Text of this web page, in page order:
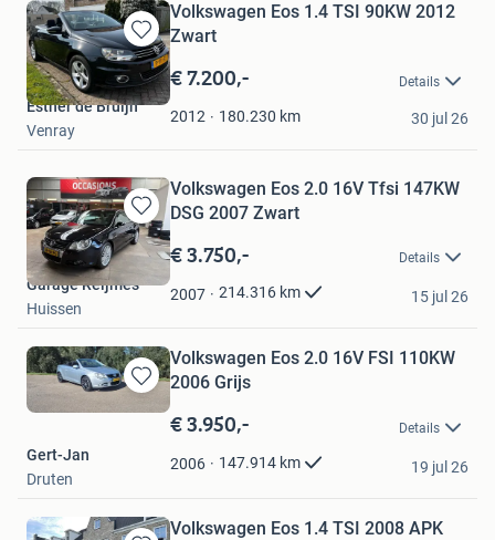
Bewaren
in
Mijn
Favorieten
Volkswagen Eos 1.4 TSI 90KW 2012
Zwart
€ 7.200,- Details
2012 180.230 km
Esther de Bruijn
Venray
30 jul 26
Bewaren
in
Favorieten
Volkswagen Eos 2.0 16V Tfsi 147KW
DSG 2007 Zwart
€ 3.750,- Details
2007 214.316 km
Garage Reijmes
Huissen
15 jul 26
Bewaren
in
Favorieten
Volkswagen Eos 2.0 16V FSI 110KW
2006 Grijs
€ 3.950,- Details
2006 147.914 km
Gert-Jan
Druten
19 jul 26
Volkswagen Eos 1.4 TSI 2008 APK